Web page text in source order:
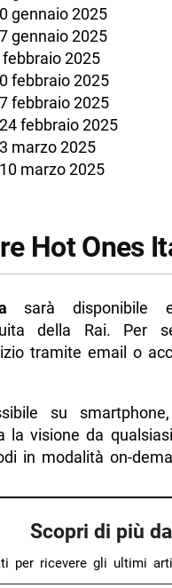
gennaio 2025
gennaio 2025
febbraio 2025
febbraio 2025
febbraio 2025
febbraio 2025
marzo 2025
marzo 2025
Hot Ones
sarà disponibile
della Rai. Per
tramite email o
su
la visione da
in modalità on-
Scopri di più
per ricevere gli ultimi